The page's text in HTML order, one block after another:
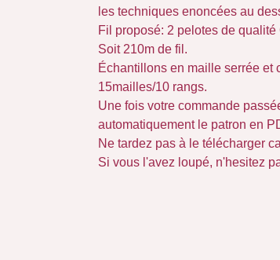
les techniques enoncées au
Fil proposé: 2 pelotes de
Soit 210m de fil.
Échantillons en maille serrée et
15mailles/10 rangs.
Une fois votre commande
automatiquement le patron en
Ne tardez pas à le télécharger
Si vous l'avez loupé, n'hesitez